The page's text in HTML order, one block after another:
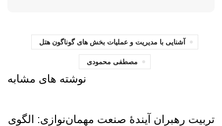
آشنایی با مدیریت و عملیات بخش های گوناگون هتل
مصطفی محمودی
نوشته های مشابه
تربیت رهبران آیندۀ صنعت مهمان‌نوازی: الگوی